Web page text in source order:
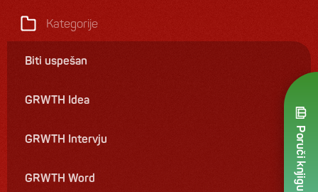
Knjige
Kontakt
Poruči knjigu
Kategorije
Biti uspešan
GRWTH Idea
GRWTH Intervju
GRWTH Word